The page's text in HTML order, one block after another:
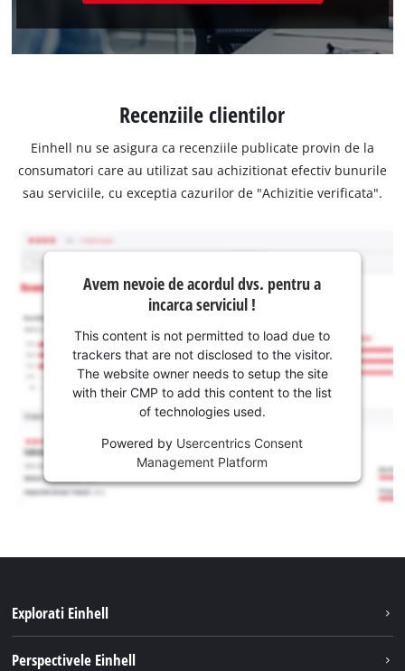
Recenziile clientilor
Einhell nu se asigura ca recenziile publicate provin de la
consumatori care au utilizat sau achizitionat efectiv bunurile
sau serviciile, cu exceptia cazurilor de "Achizitie verificata".
Avem nevoie de acordul dvs. pentru a
incarca serviciul !
This content is not permitted to load due to
trackers that are not disclosed to the visitor.
The website owner needs to setup the site
with their CMP to add this content to the list
of technologies used.
Powered by Usercentrics Consent
Management Platform
Explorati Einhell
Perspectivele Einhell